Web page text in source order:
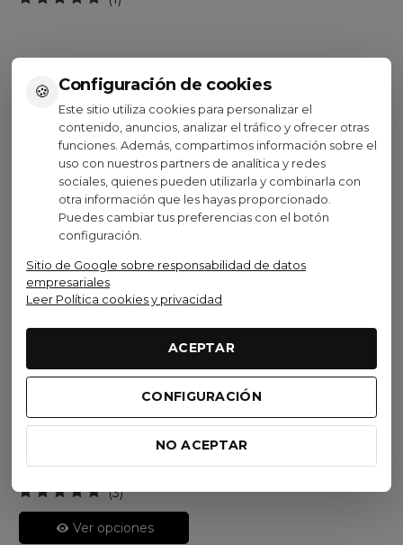
🍪 Configuración de cookies
Este sitio utiliza cookies para personalizar el
contenido, anuncios, analizar el tráfico y ofrecer otras
funciones. Además, compartimos información sobre el
uso con nuestros partners de analítica y redes
sociales, quienes pueden utilizarla y combinarla con
otra información que les hayas proporcionado.
Puedes cambiar tus preferencias con el botón
configuración.
Sitio de Google sobre responsabilidad de datos
empresariales
Leer Política cookies y privacidad
ACEPTAR
CONFIGURACIÓN
NO ACEPTAR
Ver opciones Ver opciones
Visto recientemente
Gobik
Culotte Corto Gobik
Lancer Hombre Black 26
200,00 € (IVA inc.)
(3)
Ver opciones